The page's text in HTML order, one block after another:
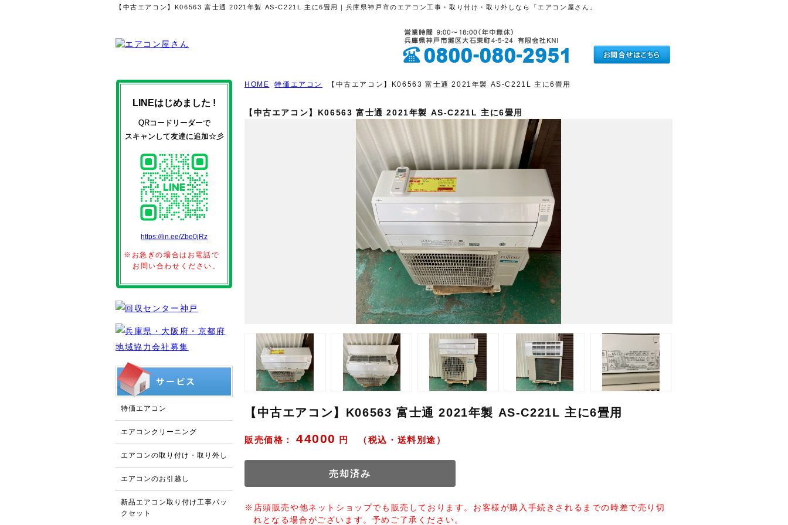
【中古エアコン】K06563 富士通 2021年製 AS-C221L 主に6畳用｜兵庫県神戸市のエアコン工事・取り付け・取り外しなら「エアコン屋さん」
HOME 特価エアコン 【中古エアコン】K06563 富士通 2021年製 AS-C221L 主に6畳用
【中古エアコン】K06563 富士通 2021年製 AS-C221L 主に6畳用
【中古エアコン】K06563 富士通 2021年製 AS-C221L 主に6畳用
販売価格： 44000 円 （税込・送料別途）
売却済み
※店頭販売や他ネットショップでも販売しております。お客様が購入手続きされるまでの時差で売り切
れとなる場合がございます。予めご了承ください。
LINEはじめました !
QRコードリーダーで
スキャンして友達に追加☆彡
https://lin.ee/Zbe0jRz
※お急ぎの場合はお電話で
お問い合わせください。
特価エアコン
エアコンクリーニング
エアコンの取り付け・取り外し
エアコンのお引越し
新品エアコン取り付け工事パッ
クセット